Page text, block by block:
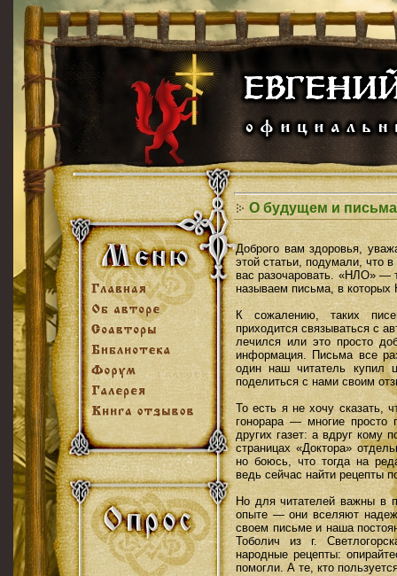
О будущем и
Доброго вам здоровья,
этой статьи, подумали, что
вас разочаровать. «НЛО» —
называем письма, в которых
К сожалению, таких
приходится связываться с
лечился или это просто
информация. Письма все
один наш читатель купил
поделиться с нами своим
То есть я не хочу сказать,
гонорара — многие просто
других газет: а вдруг кому
страницах «Доктора»
но боюсь, что тогда на
ведь сейчас найти рецепты
Но для читателей важны в
опыте — они вселяют
своем письме и наша
Тоболич из г.
народные рецепты:
помогли. А те, кто